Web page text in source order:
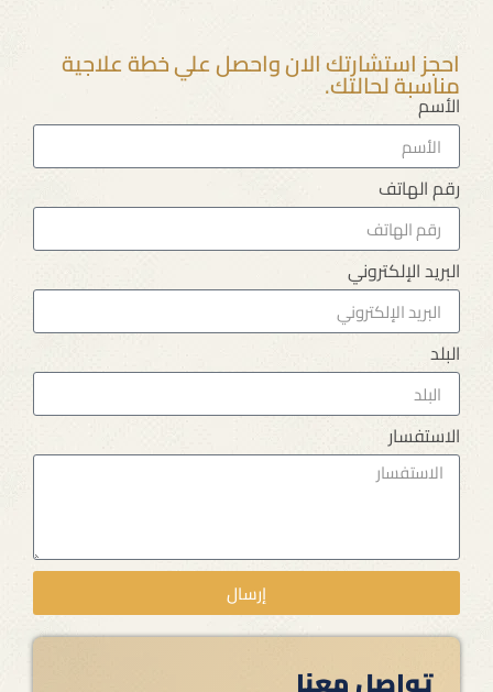
احجز استشارتك الان واحصل علي خطة علاجية
مناسبة لحالتك.
الأسم
رقم الهاتف
البريد الإلكتروني
البلد
الاستفسار
إرسال